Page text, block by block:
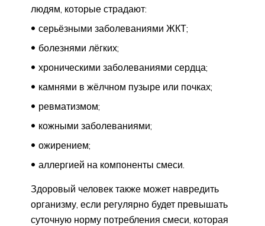
людям, которые страдают:
серьёзными заболеваниями ЖКТ;
болезнями лёгких;
хроническими заболеваниями сердца;
камнями в жёлчном пузыре или почках;
ревматизмом;
кожными заболеваниями;
ожирением;
аллергией на компоненты смеси.
Здоровый человек также может навредить
организму, если регулярно будет превышать
суточную норму потребления смеси, которая